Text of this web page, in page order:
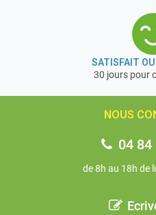
SATISFAIT
30 jours pour
NOUS
04 84
de 8h au 18h de